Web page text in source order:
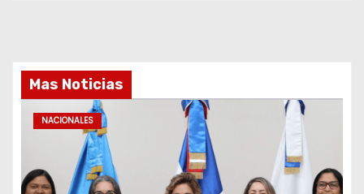
Mas Noticias
NACIONALES